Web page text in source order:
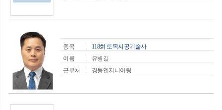
종목
118회 토목시공기술사
이름
유병길
근무처
경동엔지니어링